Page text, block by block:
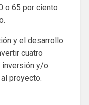
o 65 por ciento
y el desarrollo
cuatro
inversión y/o
proyecto.